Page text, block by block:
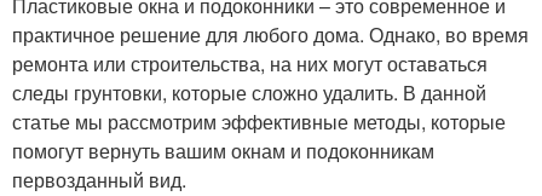
Пластиковые окна и подоконники – это современное и
практичное решение для любого дома. Однако, во время
ремонта или строительства, на них могут оставаться
следы грунтовки, которые сложно удалить. В данной
статье мы рассмотрим эффективные методы, которые
помогут вернуть вашим окнам и подоконникам
первозданный вид.